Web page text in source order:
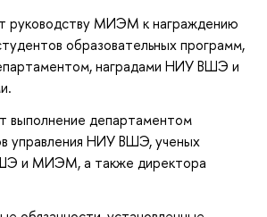
руководству МИЭМ к награждению
образовательных программ,
наградами НИУ ВШЭ и
выполнение департаментом
управления НИУ ВШЭ, ученых
и МИЭМ, а также директора